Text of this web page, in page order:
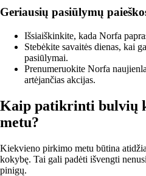
Geriausių pasiūlymų
Išsiaiškinkite, kada Norfa
Stebėkite savaitės dienas, kai
pasiūlymai.
Prenumeruokite Norfa
artėjančias akcijas.
Kaip patikrinti bulvių
metu?
Kiekvieno pirkimo metu būtina
kokybę. Tai gali padėti išvengti
pinigų.